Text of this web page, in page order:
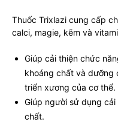
Thuốc Trixlazi cung cấp
calci, magie, kẽm và
Giúp cải thiện chức
khoáng chất và dưỡng
triển xương của cơ thể.
Giúp người sử dụng
chất.